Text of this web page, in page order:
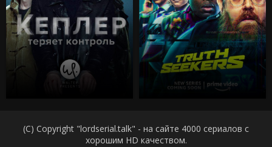
(C) Copyright "lordserial.talk" - на сайте 4000 сериалов с
хорошим HD качеством.